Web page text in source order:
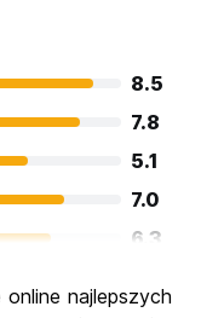
8.5
7.8
5.1
7.0
6.3
najlepszych